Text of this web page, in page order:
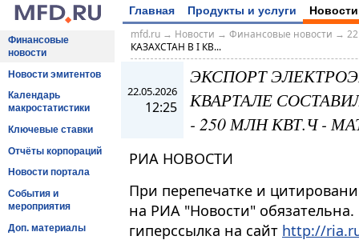
Главная Продукты и услуги Новости
Финансовые
новости
Новости эмитентов
Календарь
макростатистики
Ключевые ставки
Отчёты корпораций
Новости портала
События и
мероприятия
Доп. материалы
mfd.ru→ Новости → Финансовые новости →
КАЗАХСТАН В I КВ...
22.05.2026
12:25
ЭКСПОРТ
КВАРТАЛЕ
- 250 МЛН КВТ.Ч -
РИА НОВОСТИ
При перепечатке и
на РИА "Новости"
гиперссылка на сайт http://